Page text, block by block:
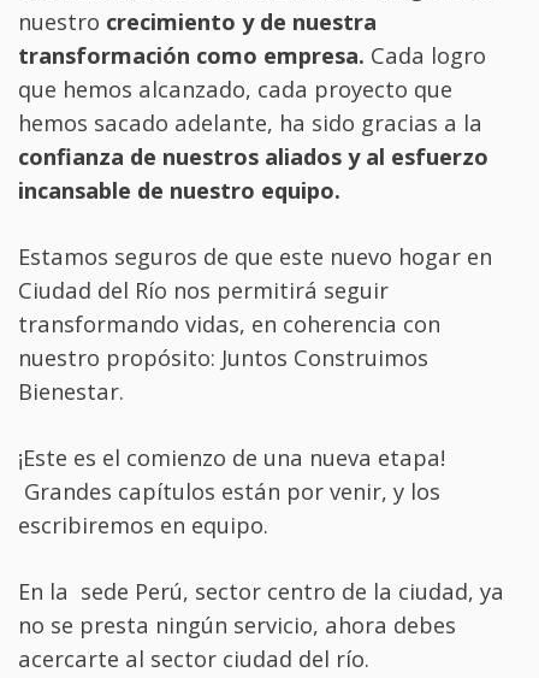
nuestro crecimiento y de nuestra
transformación como empresa. Cada logro
que hemos alcanzado, cada proyecto que
hemos sacado adelante, ha sido gracias a la
confianza de nuestros aliados y al esfuerzo
incansable de nuestro equipo.
Estamos seguros de que este nuevo hogar en
Ciudad del Río nos permitirá seguir
transformando vidas, en coherencia con
nuestro propósito: Juntos Construimos
Bienestar.
¡Este es el comienzo de una nueva etapa!
Grandes capítulos están por venir, y los
escribiremos en equipo.
En la sede Perú, sector centro de la ciudad, ya
no se presta ningún servicio, ahora debes
acercarte al sector ciudad del río.